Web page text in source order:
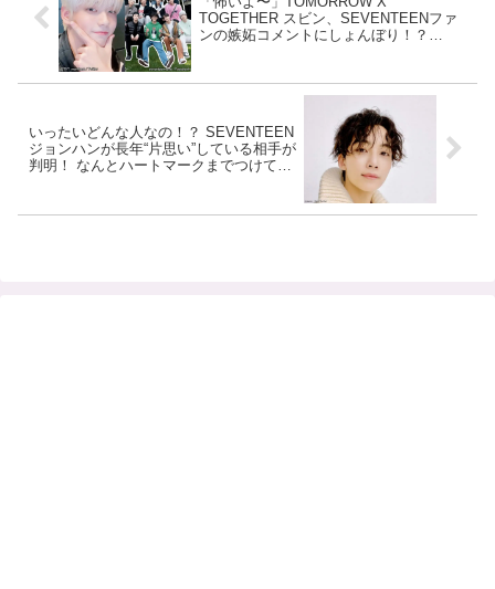
TOGETHER スビン、SEVENTEENファ
ンの嫉妬コメントにしょんぼり！？
と言わないでください！」
いったいどんな人なの！？ SEVENTEEN
ジョンハンが長年“片思い”している相手が
判明！ なんとハートマークまでつけて愛